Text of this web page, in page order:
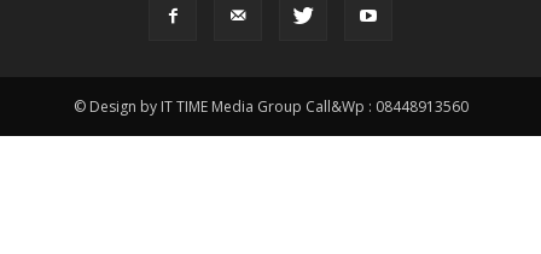
© Design by IT TIME Media Group Call&Wp : 08448913560